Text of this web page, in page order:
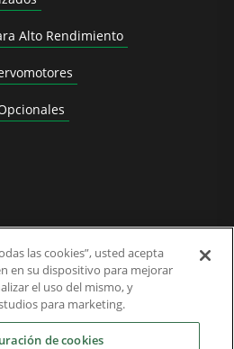
Alto Rendimiento
de Migración
las cookies”, usted acepta
en su dispositivo para mejorar
el uso del mismo, y
para marketing.
de cookies